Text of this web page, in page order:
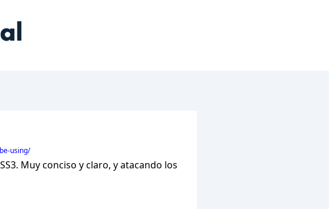
using/
Muy conciso y claro, y atacando los